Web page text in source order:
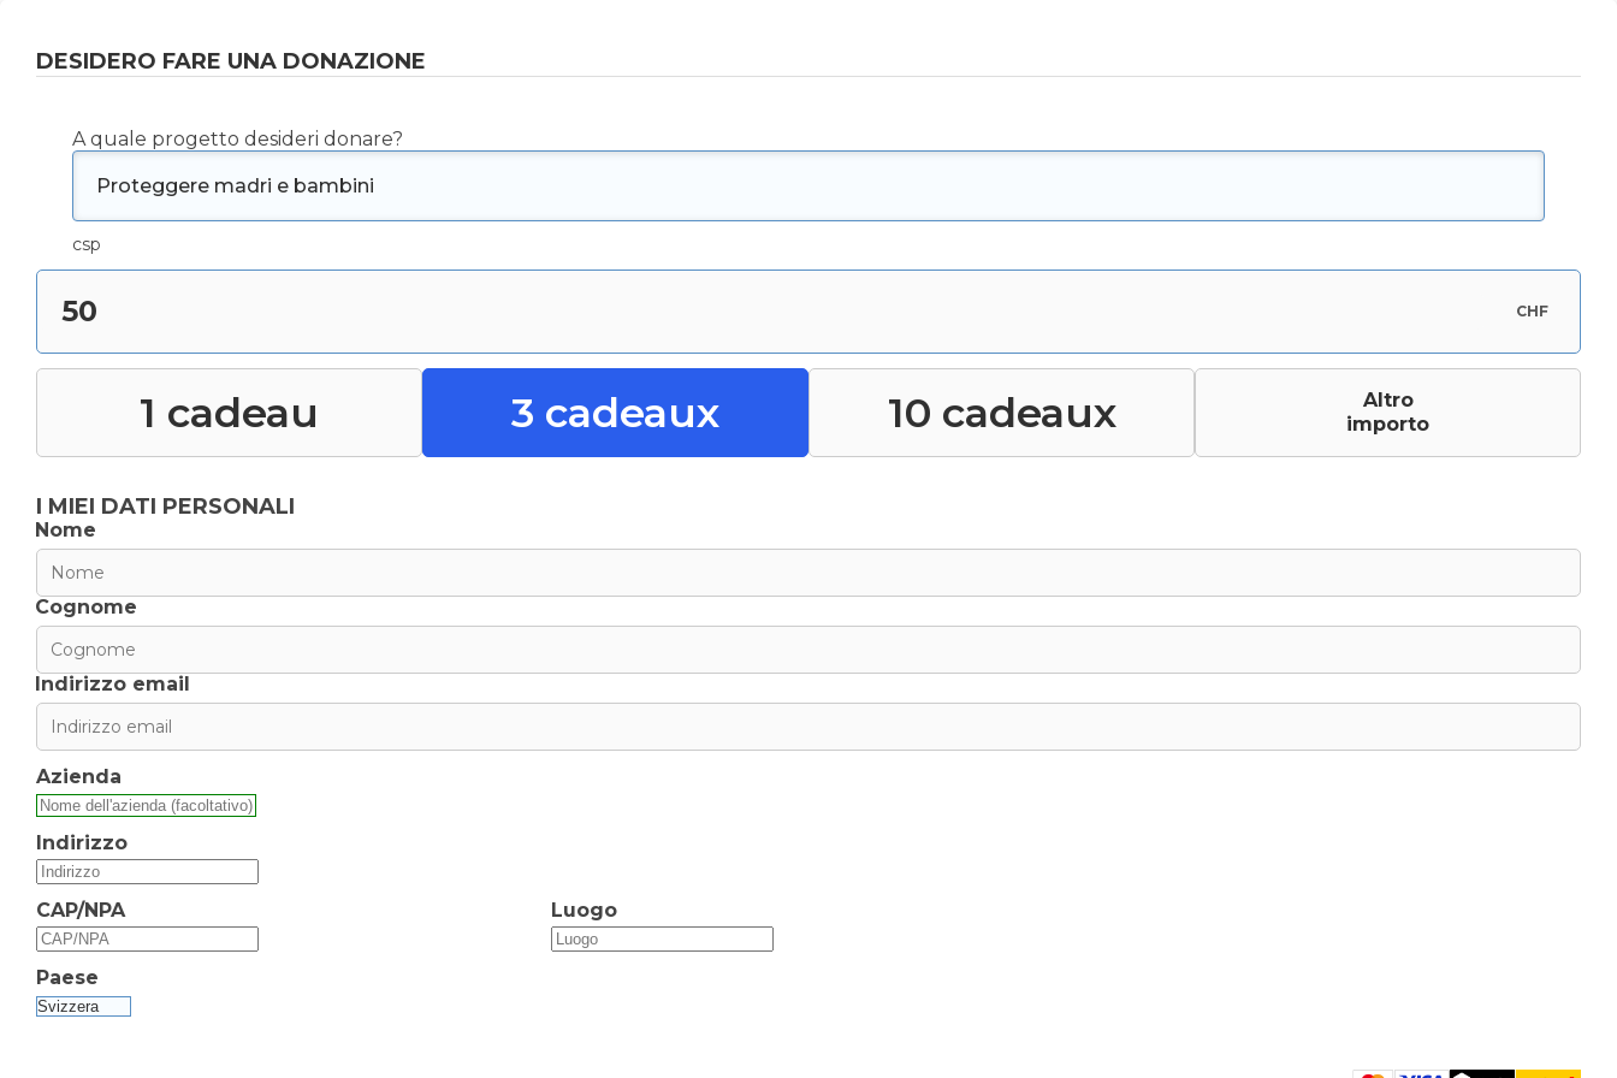
DESIDERO FARE UNA DONAZIONE
Importo della donazione: CHF
1 cadeau 3 cadeaux 10 cadeaux
Altro
importo
A quale progetto desideri donare?
csp
I MIEI DATI PERSONALI
Nome
Cognome
Indirizzo email
Azienda
Indirizzo
CAP/NPA Luogo
Paese